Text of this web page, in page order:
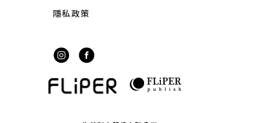
隱私政策